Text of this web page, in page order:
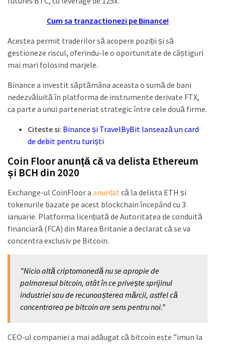
Cum sa tranzactionezi pe Binance!
Acestea permit traderilor să acopere poziții și să
gestioneze riscul, oferindu-le o oportunitate de câștiguri
mai mari folosind marjele.
Binance a investit săptămâna aceasta o sumă de bani
nedezvăluită în platforma de instrumente derivate FTX,
ca parte a unui parteneriat strategic între cele două firme.
Citeste si: Binance și TravelByBit lansează un card
de debit pentru turiști
Coin Floor anunță că va delista Ethereum
și BCH din 2020
Exchange-ul CoinFloor a anunțat că la delista ETH și
tokenurile bazate pe acest blockchain începând cu 3
ianuarie. Platforma licențiată de Autoritatea de conduită
financiară (FCA) din Marea Britanie a declarat că se va
concentra exclusiv pe Bitcoin.
”Nicio altă criptomonedă nu se apropie de
palmaresul bitcoin, atât în ce privește sprijinul
industriei sau de recunoașterea mărcii, astfel că
concentrarea pe bitcoin are sens pentru noi.”
CEO-ul companiei a mai adăugat că bitcoin este ”imun la